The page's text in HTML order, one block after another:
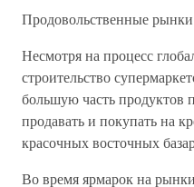
Продовольственные рынки
Несмотря на процесс
строительство
большую часть продуктов
продавать и покупать на
красочных восточных
Во время ярмарок на